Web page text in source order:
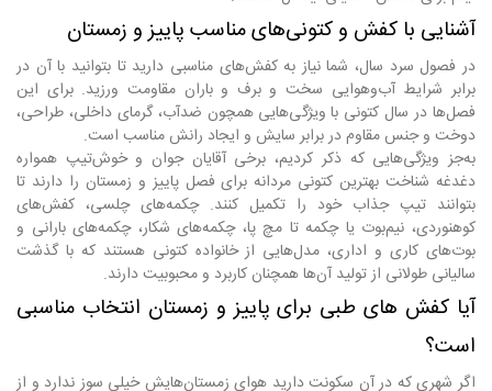
آشنایی با کفش و کتونی‌های مناسب پاییز و زمستان
در فصول سرد سال، شما نیاز به کفش‌های مناسبی دارید تا بتوانید با آن در
برابر شرایط آب‌وهوایی سخت و برف و باران مقاومت ورزید. برای این
فصل‌ها در سال کتونی با ویژگی‌هایی همچون ضدآب، گرمای داخلی، طراحی،
دوخت و جنس مقاوم در برابر سایش و ایجاد رانش مناسب است.
به‌جز ویژگی‌هایی که ذکر کردیم، برخی آقایان جوان و خوش‌تیپ همواره
دغدغه شناخت بهترین کتونی مردانه برای فصل پاییز و زمستان را دارند تا
بتوانند تیپ جذاب خود را تکمیل کنند. چکمه‌های چلسی، کفش‌های
کوهنوردی، نیم‌بوت یا چکمه تا مچ پا، چکمه‌های شکار، چکمه‌های بارانی و
بوت‌های کاری و اداری، مدل‌هایی از خانواده کتونی هستند که با گذشت
سالیانی طولانی از تولید آن‌ها همچنان کاربرد و محبوبیت دارند.
آیا کفش های طبی برای پاییز و زمستان انتخاب مناسبی
است؟
اگر شهری که در آن سکونت دارید هوای زمستان‌هایش خیلی سوز ندارد و از